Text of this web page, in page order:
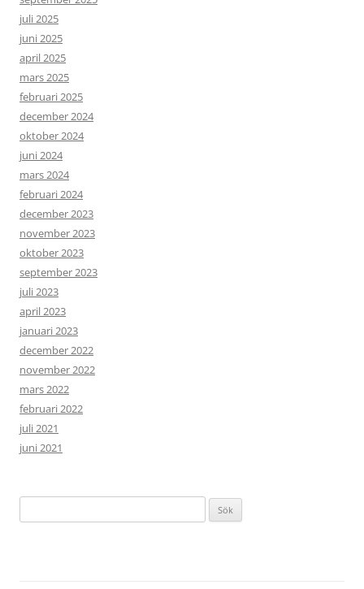
juli 2025
juni 2025
april 2025
mars 2025
februari 2025
december 2024
oktober 2024
juni 2024
mars 2024
februari 2024
december 2023
november 2023
oktober 2023
september 2023
juli 2023
april 2023
januari 2023
december 2022
november 2022
mars 2022
februari 2022
juli 2021
juni 2021
efter: